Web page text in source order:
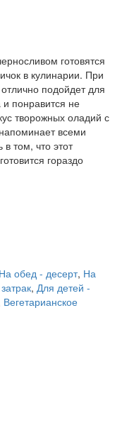
готовятся
в кулинарии. При
подойдет для
и понравится не
творожных оладий с
всеми
том, что этот
гораздо
На обед - десерт, На
, Для детей -
Вегетарианское